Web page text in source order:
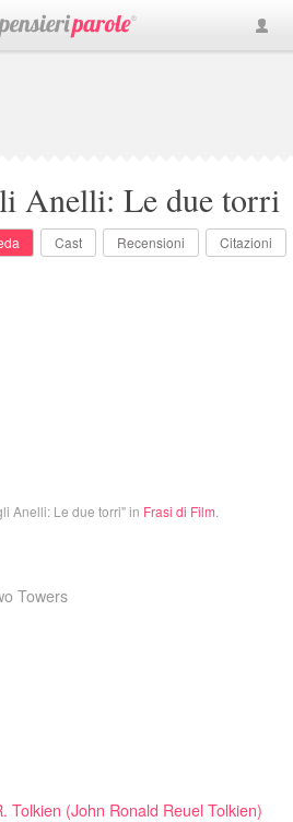
Anelli: Le due torri
Cast Recensioni Citazioni
Anelli: Le due torri" in Frasi di Film
Towers
Tolkien (John Ronald Reuel Tolkien)